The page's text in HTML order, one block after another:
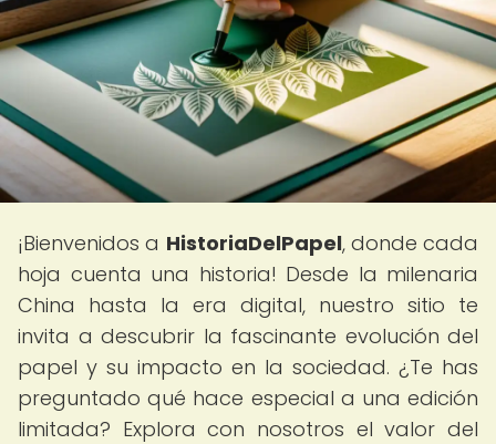
¡Bienvenidos a HistoriaDelPapel, donde cada
hoja cuenta una historia! Desde la milenaria
China hasta la era digital, nuestro sitio te
invita a descubrir la fascinante evolución del
papel y su impacto en la sociedad. ¿Te has
preguntado qué hace especial a una edición
limitada? Explora con nosotros el valor del